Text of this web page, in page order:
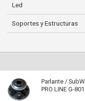
Led
Soportes y Estructuras
Parlante /
PRO LINE G-